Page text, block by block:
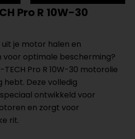
Pro R 10W-30
je motor halen en
voor optimale bescherming?
TECH Pro R 10W-30 motorolie
hebt. Deze volledig
ontwikkeld voor
en zorgt voor
rit.